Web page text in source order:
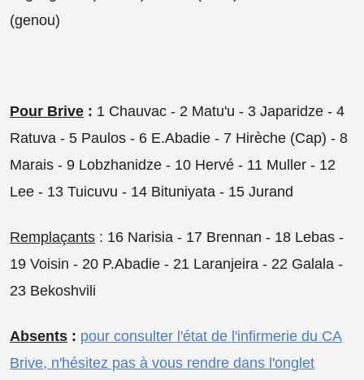
(genou)
Pour Brive : 1 Chauvac - 2 Matu'u - 3 Japaridze - 4
Ratuva - 5 Paulos - 6 E.Abadie - 7 Hirèche (Cap) - 8
Marais - 9 Lobzhanidze - 10 Hervé - 11 Muller - 12
Lee - 13 Tuicuvu - 14 Bituniyata - 15 Jurand
Remplaçants : 16 Narisia - 17 Brennan - 18 Lebas -
19 Voisin - 20 P.Abadie - 21 Laranjeira - 22 Galala -
23 Bekoshvili
Absents : pour consulter l'état de l'infirmerie du CA
Brive, n'hésitez pas à vous rendre dans l'onglet